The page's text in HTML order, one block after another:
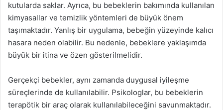
kutularda saklar. Ayrıca, bu bebeklerin bakımında kullanılan
kimyasallar ve temizlik yöntemleri de büyük önem
taşımaktadır. Yanlış bir uygulama, bebeğin yüzeyinde kalıcı
hasara neden olabilir. Bu nedenle, bebeklere yaklaşımda
büyük bir itina ve özen gösterilmelidir.
Gerçekçi bebekler, aynı zamanda duygusal iyileşme
süreçlerinde de kullanılabilir. Psikologlar, bu bebeklerin
terapötik bir araç olarak kullanılabileceğini savunmaktadır.